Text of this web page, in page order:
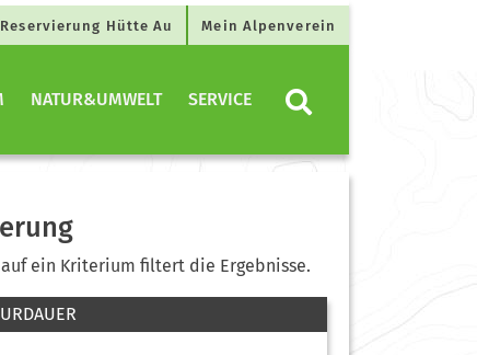
Reservierung Hütte Au Mein Alpenverein
NATUR&UMWELT SERVICE
ein Kriterium filtert die Ergebnisse.